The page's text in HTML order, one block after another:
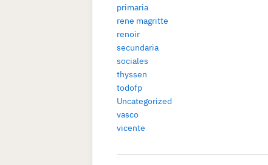
primaria
rene magritte
renoir
secundaria
sociales
thyssen
todofp
Uncategorized
vasco
vicente